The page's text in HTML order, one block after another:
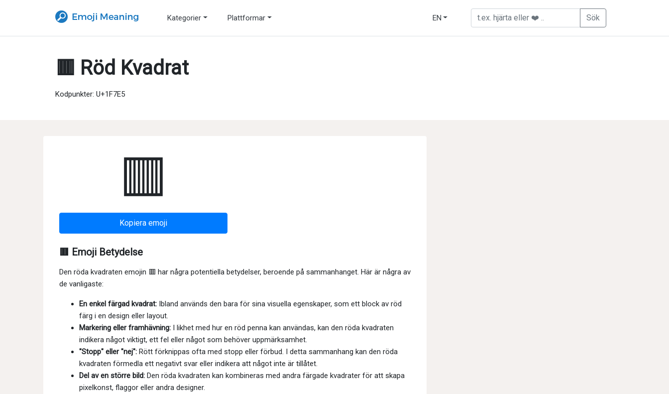
Kategorier Plattformar EN
🟥 Röd Kvadrat
Kodpunkter: U+1F7E5
🟥
Kopiera emoji
🟥 Emoji Betydelse
Den röda kvadraten emojin 🟥 har några potentiella betydelser, beroende på sammanhanget. Här är några av
de vanligaste:
En enkel färgad kvadrat: Ibland används den bara för sina visuella egenskaper, som ett block av röd
färg i en design eller layout.
Markering eller framhävning: I likhet med hur en röd penna kan användas, kan den röda kvadraten
indikera något viktigt, ett fel eller något som behöver uppmärksamhet.
"Stopp" eller "nej": Rött förknippas ofta med stopp eller förbud. I detta sammanhang kan den röda
kvadraten förmedla ett negativt svar eller indikera att något inte är tillåtet.
Del av en större bild: Den röda kvadraten kan kombineras med andra färgade kvadrater för att skapa
pixelkonst, flaggor eller andra designer.